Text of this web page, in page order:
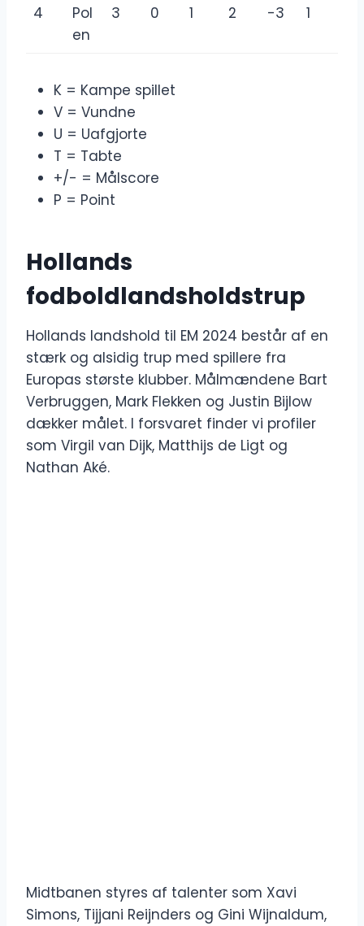
4
Pol
en
3 0 1 2 -3 1
K = Kampe spillet
V = Vundne
U = Uafgjorte
T = Tabte
+/- = Målscore
P = Point
Hollands
fodboldlandsholdstrup
Hollands landshold til EM 2024 består af en
stærk og alsidig trup med spillere fra
Europas største klubber. Målmændene Bart
Verbruggen, Mark Flekken og Justin Bijlow
dækker målet. I forsvaret finder vi profiler
som Virgil van Dijk, Matthijs de Ligt og
Nathan Aké.
Midtbanen styres af talenter som Xavi
Simons, Tijjani Reijnders og Gini Wijnaldum,